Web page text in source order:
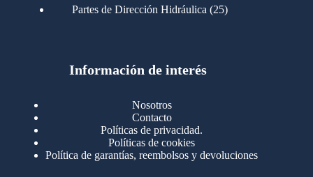
Partes de Dirección Hidráulica 2525
Motores Cummins 723
Cummins B/C 855
Cummins ISF
Cummins ISM
productos
Cummins ISX 100100
Información de interés
Nosotros
Contacto
Políticas de privacidad.
Políticas de cookies
Política de garantías, reembolsos y devoluciones